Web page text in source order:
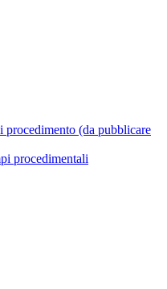
procedimento (da pubblicare
procedimentali